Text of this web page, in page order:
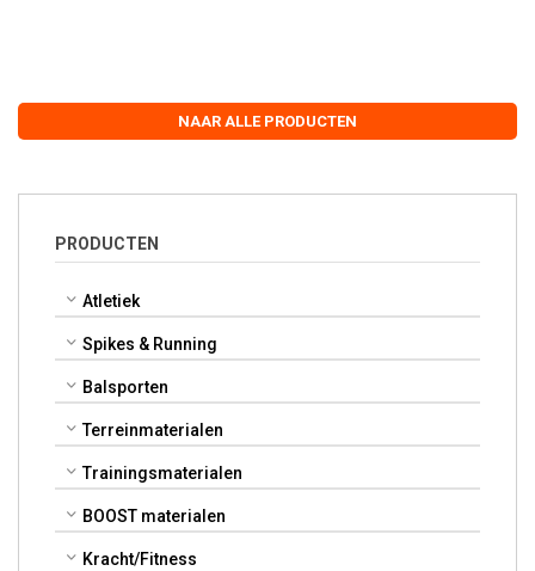
NAAR ALLE PRODUCTEN
PRODUCTEN
Atletiek
Spikes & Running
Balsporten
Terreinmaterialen
Trainingsmaterialen
BOOST materialen
Kracht/Fitness